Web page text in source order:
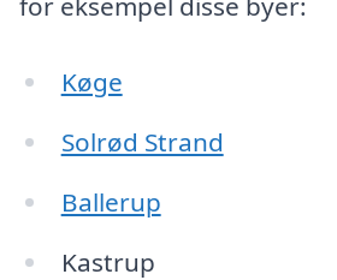
Køge
Solrød Strand
Ballerup
Kastrup